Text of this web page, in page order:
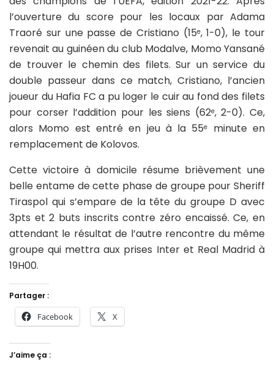
l’ouverture du score pour les locaux par Adama
Traoré sur une passe de Cristiano (15e, 1-0), le tour
revenait au guinéen du club Modalve, Momo Yansané
de trouver le chemin des filets. Sur un service du
double passeur dans ce match, Cristiano, l’ancien
joueur du Hafia FC a pu loger le cuir au fond des filets
pour corser l’addition pour les siens (62e, 2-0). Ce,
alors Momo est entré en jeu à la 55e
minute en
remplacement de Kolovos.
Cette victoire à domicile résume brièvement une
belle entame de cette phase de groupe pour Sheriff
Tiraspol qui s’empare de la tête du groupe D avec
3pts et 2 buts inscrits contre zéro encaissé. Ce, en
attendant le résultat de l’autre rencontre du même
groupe qui mettra aux prises Inter et Real Madrid à
19H00.
Partager :
Facebook X
J’aime ça :